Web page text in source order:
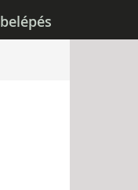
belépés